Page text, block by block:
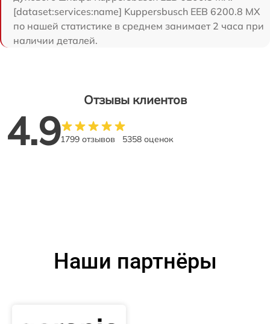
[dataset:services:name] Kuppersbusch EEB 6200.8 MX
по нашей статистике в среднем занимает 2 часа при
наличии деталей.
Отзывы клиентов
4.91799 отзывов 5358 оценок
Наши партнёры